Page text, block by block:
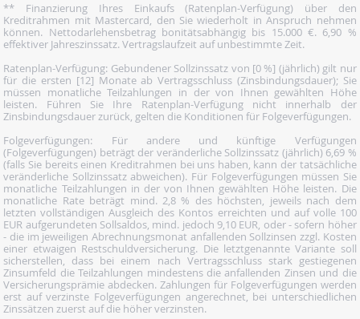
** Finanzierung Ihres Einkaufs (Ratenplan-Verfügung) über den
Kreditrahmen mit Mastercard, den Sie wiederholt in Anspruch nehmen
können. Nettodarlehensbetrag bonitätsabhängig bis 15.000 €. 6,90 %
effektiver Jahreszinssatz. Vertragslaufzeit auf unbestimmte Zeit.
Ratenplan-Verfügung: Gebundener Sollzinssatz von [0 %] (jährlich) gilt nur
für die ersten [12] Monate ab Vertragsschluss (Zinsbindungsdauer); Sie
müssen monatliche Teilzahlungen in der von Ihnen gewählten Höhe
leisten. Führen Sie Ihre Ratenplan-Verfügung nicht innerhalb der
Zinsbindungsdauer zurück, gelten die Konditionen für Folgeverfügungen.
Folgeverfügungen: Für andere und künftige Verfügungen
(Folgeverfügungen) beträgt der veränderliche Sollzinssatz (jährlich) 6,69 %
(falls Sie bereits einen Kreditrahmen bei uns haben, kann der tatsächliche
veränderliche Sollzinssatz abweichen). Für Folgeverfügungen müssen Sie
monatliche Teilzahlungen in der von Ihnen gewählten Höhe leisten. Die
monatliche Rate beträgt mind. 2,8 % des höchsten, jeweils nach dem
letzten vollständigen Ausgleich des Kontos erreichten und auf volle 100
EUR aufgerundeten Sollsaldos, mind. jedoch 9,10 EUR, oder - sofern höher
- die im jeweiligen Abrechnungsmonat anfallenden Sollzinsen zzgl. Kosten
einer etwaigen Restschuldversicherung. Die letztgenannte Variante soll
sicherstellen, dass bei einem nach Vertragsschluss stark gestiegenen
Zinsumfeld die Teilzahlungen mindestens die anfallenden Zinsen und die
Versicherungsprämie abdecken. Zahlungen für Folgeverfügungen werden
erst auf verzinste Folgeverfügungen angerechnet, bei unterschiedlichen
Zinssätzen zuerst auf die höher verzinsten.